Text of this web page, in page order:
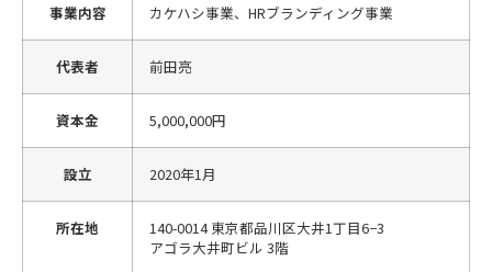
事業内容 カケハシ事業、HRブランディング事業
代表者 前田亮
資本金 5,000,000円
設立 2020年1月
所在地
140-0014 東京都品川区大井1丁目6−3
アゴラ大井町ビル 3階